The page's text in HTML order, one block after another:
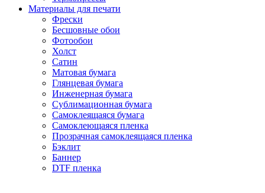
Материалы для печати
Фрески
Бесшовные обои
Фотообои
Холст
Сатин
Матовая бумага
Глянцевая бумага
Инженерная бумага
Сублимационная бумага
Самоклеящаяся бумага
Самоклеющаяся пленка
Прозрачная самоклеящаяся пленка
Бэклит
Баннер
DTF пленка